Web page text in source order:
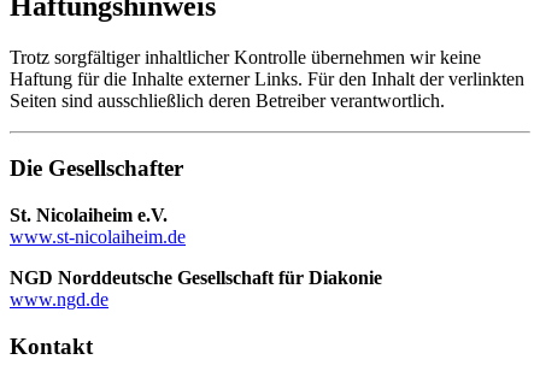
Trotz sorgfältiger inhaltlicher Kontrolle übernehmen wir keine
Haftung für die Inhalte externer Links. Für den Inhalt der verlinkten
Seiten sind ausschließlich deren Betreiber verantwortlich.
Die Gesellschafter
St. Nicolaiheim e.V.
www.st-nicolaiheim.de
NGD Norddeutsche Gesellschaft für Diakonie
www.ngd.de
Kontakt